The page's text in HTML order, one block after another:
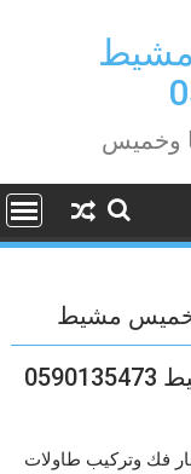
مشيط
وخميس
بخميس مشيط
فك وتركيب طاولات